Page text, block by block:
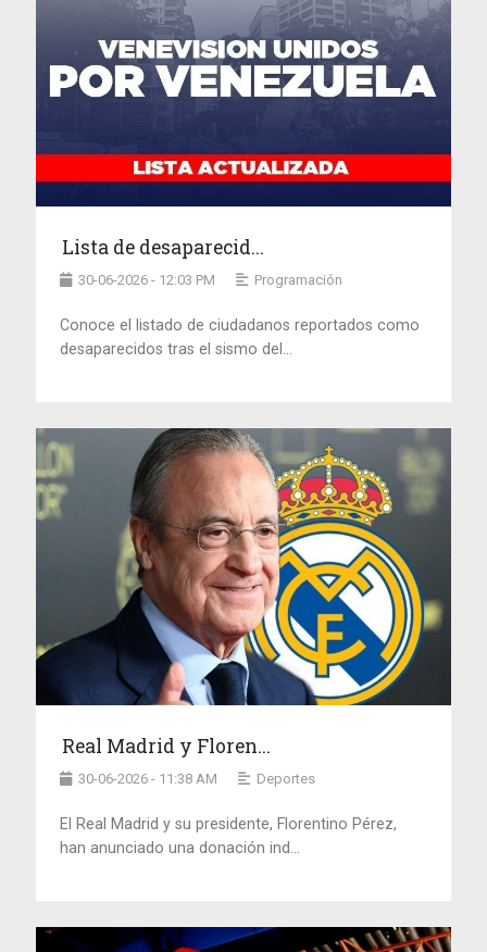
Lista de desaparecid...
30-06-2026 - 12:03 PM Programación
Conoce el listado de ciudadanos reportados como
desaparecidos tras el sismo del...
Real Madrid y Floren...
30-06-2026 - 11:38 AM Deportes
El Real Madrid y su presidente, Florentino Pérez,
han anunciado una donación ind...